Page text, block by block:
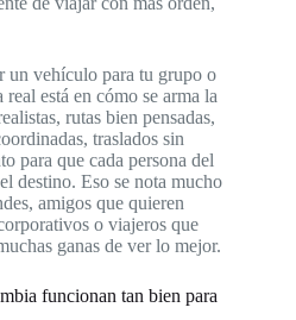
un vehículo para tu grupo o
está en cómo se arma la
rutas bien pensadas,
traslados sin
para que cada persona del
destino. Eso se nota mucho
amigos que quieren
o viajeros que
ganas de ver lo mejor.
funcionan tan bien para